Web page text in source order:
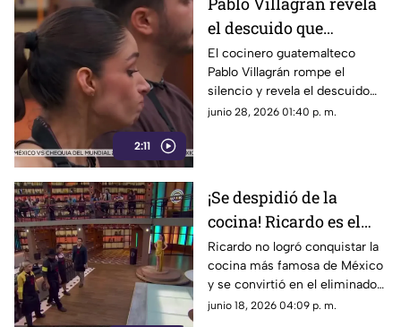
2:11
el descuido que
provocó su salida de
MasterChef 24/7
El cocinero guatemalteco
Pablo Villagrán rompe el
silencio y revela el descuido
técnico en su platillo que
junio 28, 2026 01:40 p. m.
¡Se despidió de la
cocina! Ricardo es el
eliminado de
MasterChef tras no
conquistar a los jueces
Ricardo no logró conquistar la
cocina más famosa de México
y se convirtió en el eliminado
de MasterChef. Revive su
junio 18, 2026 04:09 p. m.